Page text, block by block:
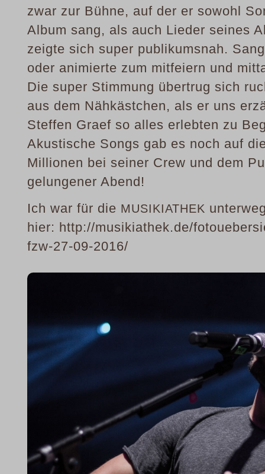
zwar zur Bühne, auf der er sowohl
Album sang, als auch Lieder seines
zeigte sich super publikumsnah.
oder animierte zum mitfeiern und
Die super Stimmung übertrug sich
aus dem Nähkästchen, als er uns
Steffen Graef so alles erlebten zu
Akustische Songs gab es noch auf
Millionen bei seiner Crew und dem
gelungener Abend!
Ich war für die MUSIKIATHEK
hier: http://musikiathek.de/
fzw-27-09-2016/